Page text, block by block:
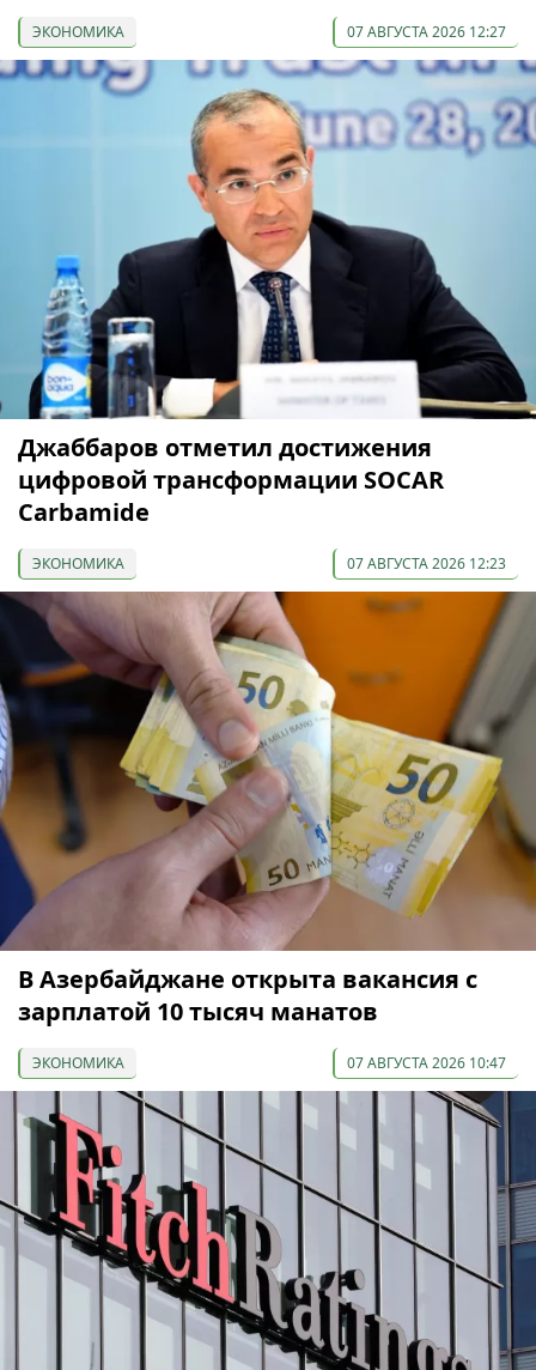
ЭКОНОМИКА 07 АВГУСТА 2026 12:27
Джаббаров отметил достижения
цифровой трансформации SOCAR
Carbamide
ЭКОНОМИКА 07 АВГУСТА 2026 12:23
В Азербайджане открыта вакансия с
зарплатой 10 тысяч манатов
ЭКОНОМИКА 07 АВГУСТА 2026 10:47